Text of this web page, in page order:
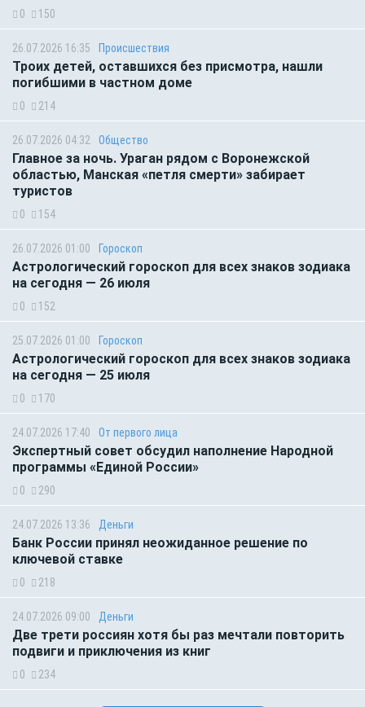
0 150
26.07.2026 16:35 Происшествия
Троих детей, оставшихся без присмотра, нашли
погибшими в частном доме
0 214
26.07.2026 04:32 Общество
Главное за ночь. Ураган рядом с Воронежской
областью, Манская «петля смерти» забирает
туристов
0 154
26.07.2026 01:00 Гороскоп
Астрологический гороскоп для всех знаков зодиака
на сегодня — 26 июля
0 152
25.07.2026 01:00 Гороскоп
Астрологический гороскоп для всех знаков зодиака
на сегодня — 25 июля
0 170
24.07.2026 17:40 От первого лица
Экспертный совет обсудил наполнение Народной
программы «Единой России»
0 290
24.07.2026 13:36 Деньги
Банк России принял неожиданное решение по
ключевой ставке
0 218
24.07.2026 09:00 Деньги
Две трети россиян хотя бы раз мечтали повторить
подвиги и приключения из книг
0 234